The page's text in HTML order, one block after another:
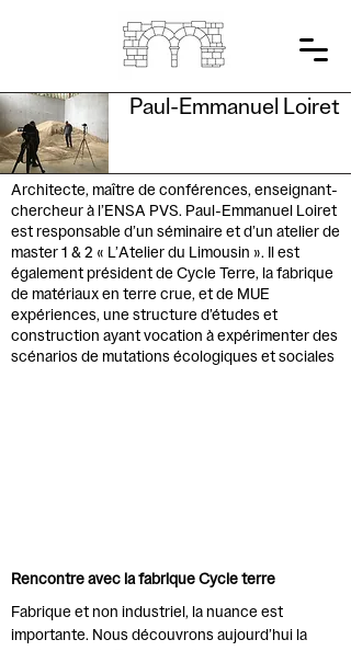
Paul-Emmanuel Loiret
Architecte, maître de conférences, enseignant-
chercheur à l’ENSA PVS. Paul-Emmanuel Loiret
est responsable d’un séminaire et d’un atelier de
master 1 & 2 « L’Atelier du Limousin ». Il est
également président de Cycle Terre, la fabrique
de matériaux en terre crue, et de MUE
expériences, une structure d’études et
construction ayant vocation à expérimenter des
scénarios de mutations écologiques et sociales
Rencontre avec la fabrique Cycle terre​
Fabrique et non industriel, la nuance est
importante. Nous découvrons aujourd’hui la